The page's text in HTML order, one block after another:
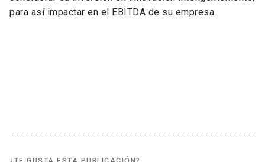
para así impactar en el EBITDA de su empresa.